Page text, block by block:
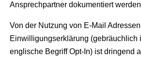
Ansprechpartner dokumentiert
Von der Nutzung von E-Mail
Einwilligungserklärung (gebräuchlich
englische Begriff Opt-In) ist dringend